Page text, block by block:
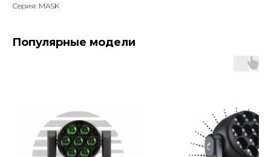
Серия: MASK
Популярные модели